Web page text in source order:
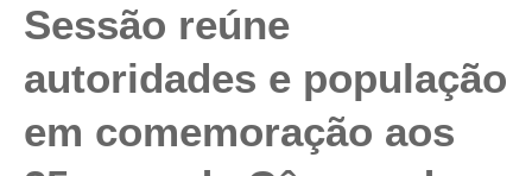
Sessão reúne
autoridades e população
em comemoração aos